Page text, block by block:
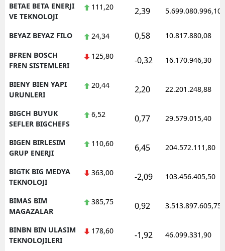
BETAE BETA ENERJI
VE TEKNOLOJI
111,20 2,39 5.699.080.996,10
BEYAZ BEYAZ FILO 24,34 0,58 10.817.880,08
BFREN BOSCH
FREN SISTEMLERI
125,80 -0,32 16.170.946,30
BIENY BIEN YAPI
URUNLERI
20,44 2,20 22.201.248,88
BIGCH BUYUK
SEFLER BIGCHEFS
6,52 0,77 29.579.015,40
BIGEN BIRLESIM
GRUP ENERJI
110,60 6,45 204.572.111,80
BIGTK BIG MEDYA
TEKNOLOJI
363,00 -2,09 103.456.405,50
BIMAS BIM
MAGAZALAR
385,75 0,92 3.513.897.605,75
BINBN BIN ULASIM
TEKNOLOJILERI
178,60 -1,92 46.099.331,90